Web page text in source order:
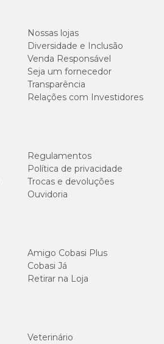
Nossas lojas
Diversidade e Inclusão
Venda Responsável
Seja um fornecedor
Transparência
Relações com Investidores
Regulamentos
Política de privacidade
Trocas e devoluções
Ouvidoria
Amigo Cobasi Plus
Cobasi Já
Retirar na Loja
Veterinário